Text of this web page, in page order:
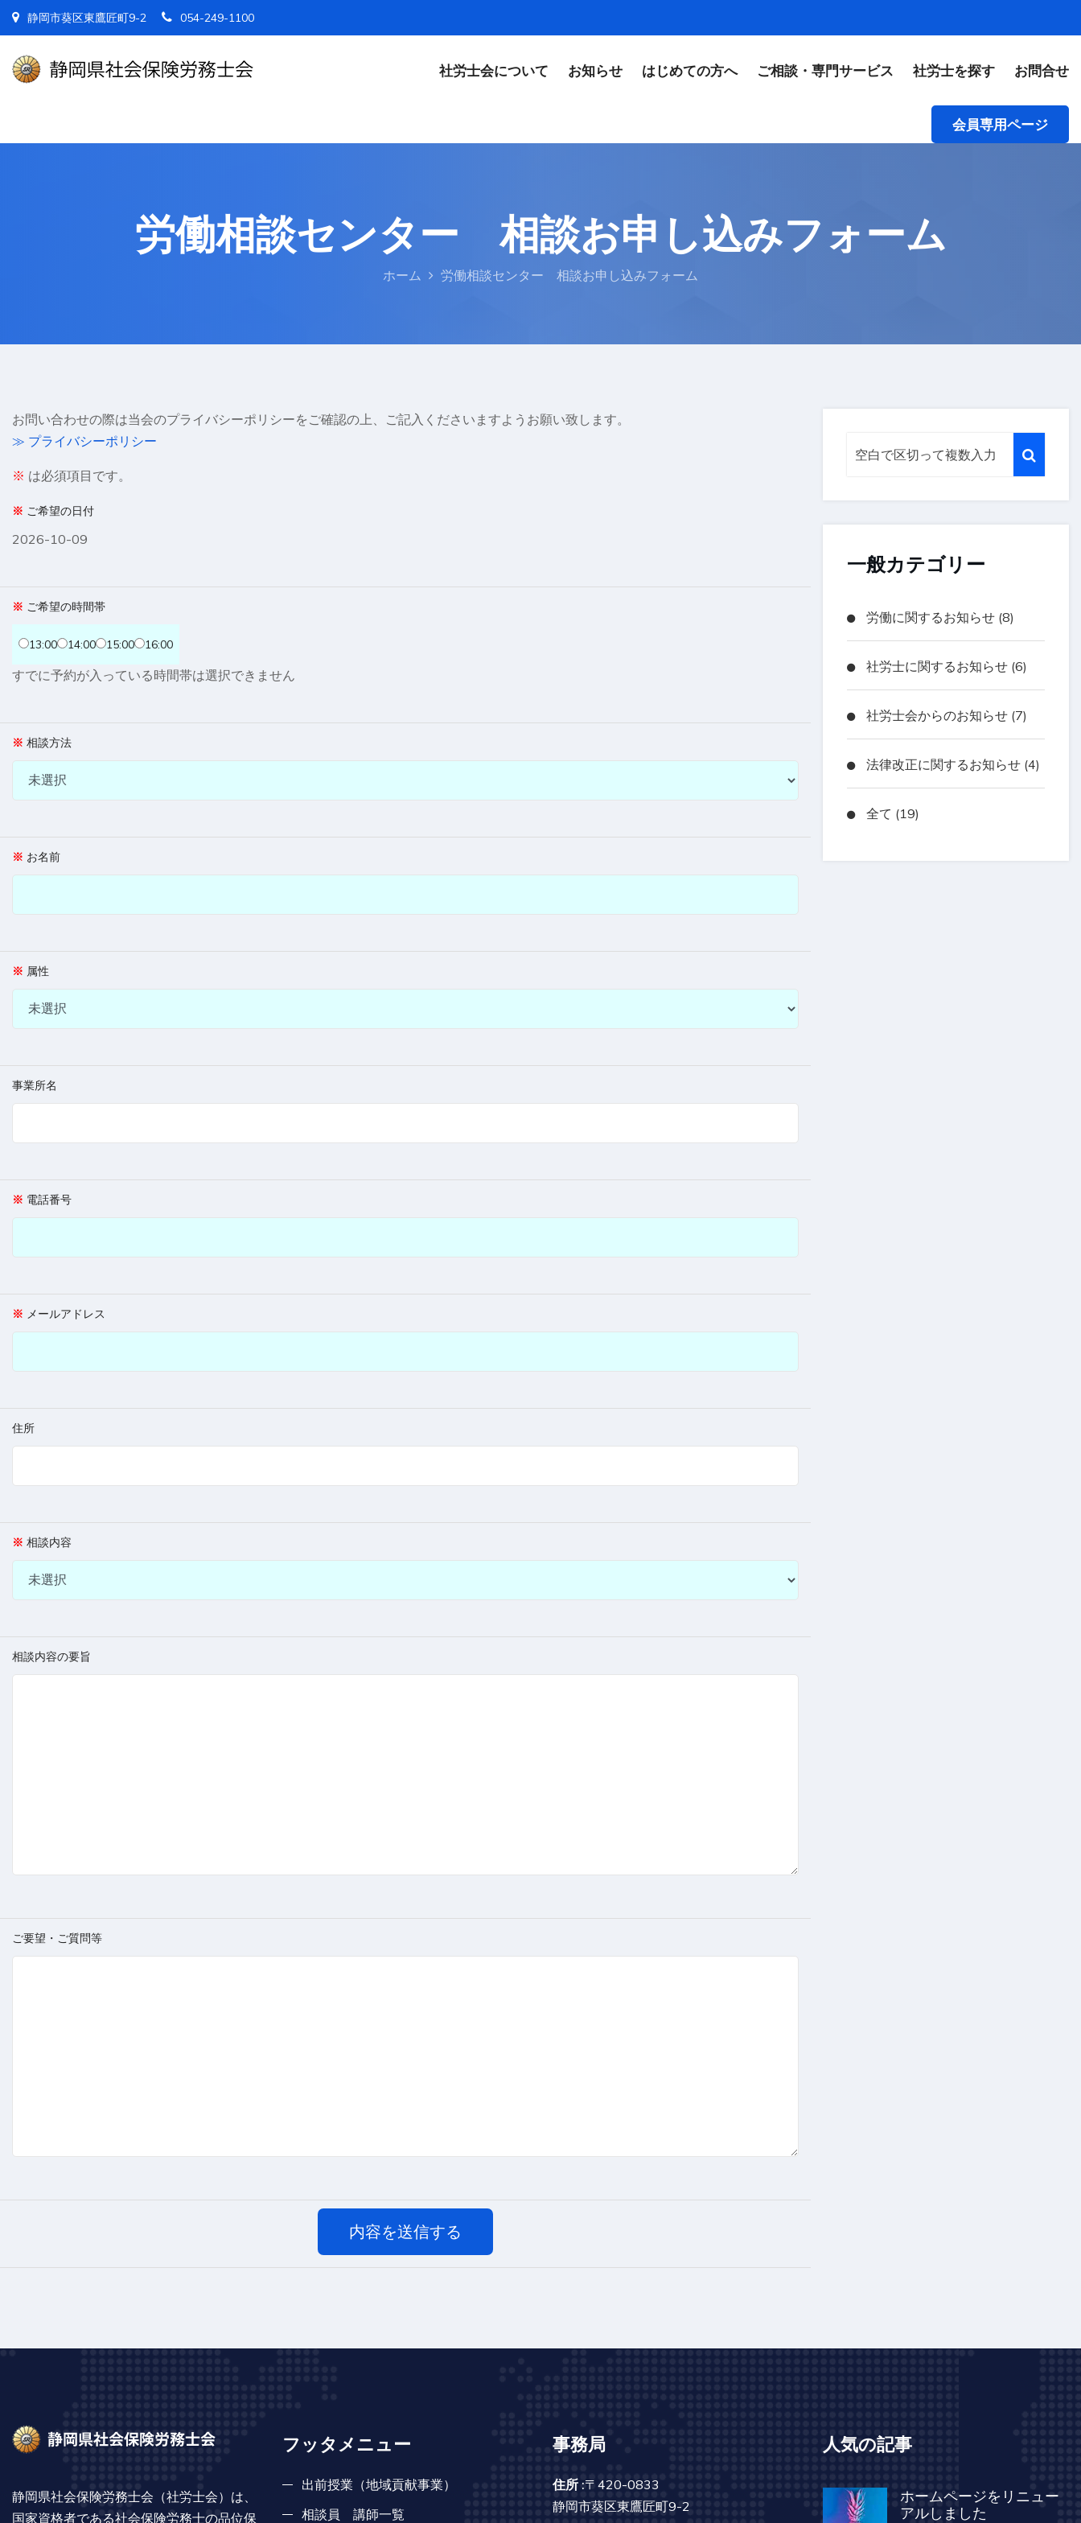
静岡市葵区東鷹匠町9-2 054-249-1100
社労士会について お知らせ はじめての方へ ご相談・専門サービス 社労士を探す お問合せ
会員専用ページ
労働相談センター 相談お申し込みフォーム
ホーム 労働相談センター 相談お申し込みフォーム
お問い合わせの際は当会のプライバシーポリシーをご確認の上、ご記入くださいますようお願い致します。
≫ プライバシーポリシー
※ は必須項目です。
ご希望の日付
2026-10-09
ご希望の時間帯
13:00 14:00 15:00 16:00
すでに予約が入っている時間帯は選択できません
相談方法
お名前
属性
事業所名
電話番号
メールアドレス
住所
相談内容
相談内容の要旨
ご要望・ご質問等
内容を送信する
一般カテゴリー
労働に関するお知らせ (8)
社労士に関するお知らせ (6)
社労士会からのお知らせ (7)
法律改正に関するお知らせ (4)
全て (19)
静岡県社会保険労務士会（社労士会）は、
国家資格者である社会保険労務士の品位保
フッタメニュー
出前授業（地域貢献事業）
相談員 講師一覧
事務局
住所 :〒420-0833
静岡市葵区東鷹匠町9-2
人気の記事
ホームページをリニュー
アルしました